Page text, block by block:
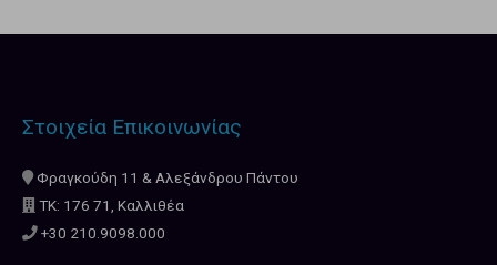
Στοιχεία Επικοινωνίας
Φραγκούδη 11 & Αλεξάνδρου Πάντου
ΤΚ: 176 71, Καλλιθέα
+30 210.9098.000